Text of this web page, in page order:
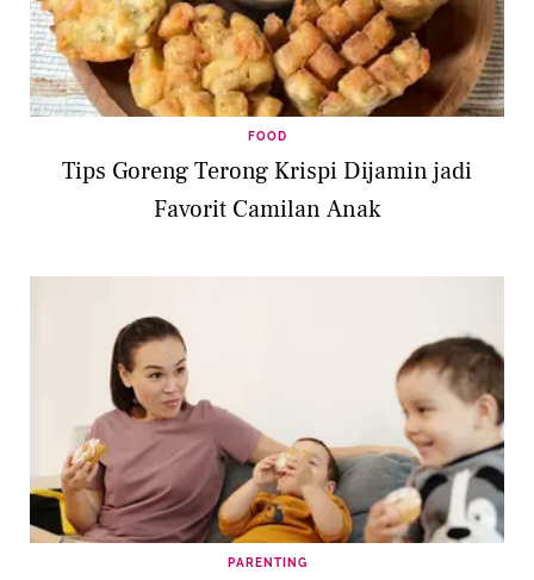
FOOD
⁠Tips Goreng Terong Krispi Dijamin jadi
Favorit Camilan Anak
PARENTING